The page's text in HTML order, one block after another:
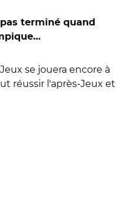
terminé quand
se jouera encore à
réussir l'après-Jeux et